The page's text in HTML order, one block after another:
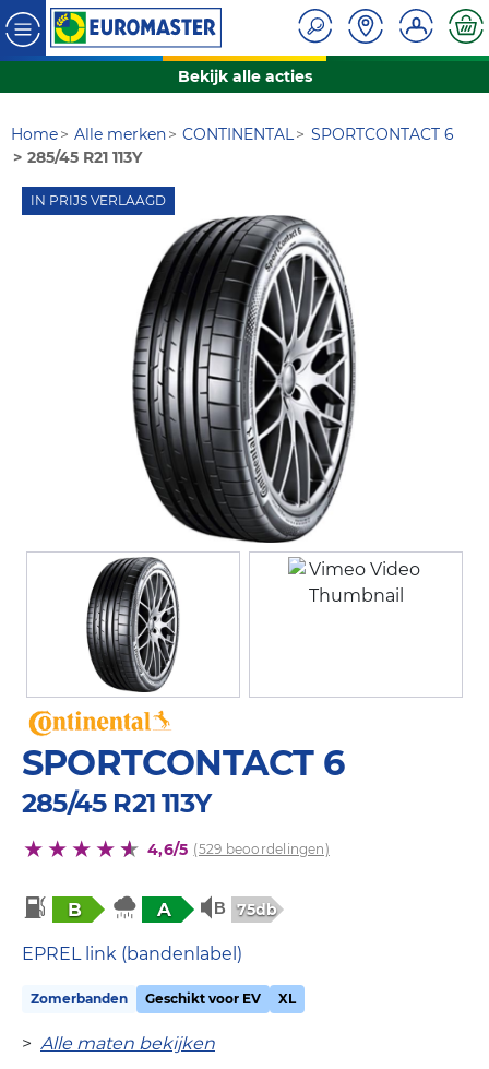
Bekijk alle acties
Home Alle merken CONTINENTAL
SPORTCONTACT 6
285/45 R21 113Y
IN PRIJS VERLAAGD
SPORTCONTACT 6
285/45 R21 113Y
4,6/5 (529 beoordelingen)
B A 75db
EPREL link (bandenlabel)
Zomerbanden Geschikt voor EV XL
> Alle maten bekijken